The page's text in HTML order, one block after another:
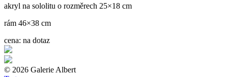
akryl na sololitu o rozměrech 25×18 cm
rám 46×38 cm
cena: na dotaz
© 2026 Galerie Albert